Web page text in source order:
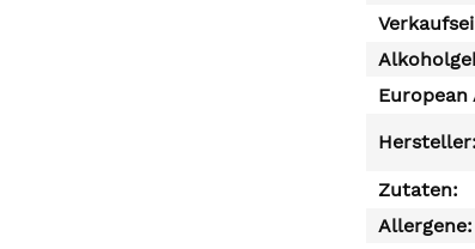
Hersteller:
Zutaten:
Allergene: